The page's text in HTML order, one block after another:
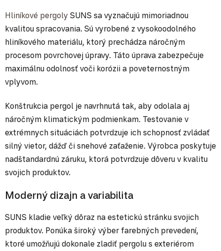
Hliníkové pergoly SUNS sa vyznačujú mimoriadnou
kvalitou spracovania. Sú vyrobené z vysokoodolného
hliníkového materiálu, ktorý prechádza náročným
procesom povrchovej úpravy. Táto úprava zabezpečuje
maximálnu odolnosť voči korózii a poveternostným
vplyvom.
Konštrukcia pergol je navrhnutá tak, aby odolala aj
náročným klimatickým podmienkam. Testovanie v
extrémnych situáciách potvrdzuje ich schopnosť zvládať
silný vietor, dážď či snehové zaťaženie. Výrobca poskytuje
nadštandardnú záruku, ktorá potvrdzuje dôveru v kvalitu
svojich produktov.
Moderný dizajn a variabilita
SUNS kladie veľký dôraz na estetickú stránku svojich
produktov. Ponúka široký výber farebných prevedení,
ktoré umožňujú dokonale zladiť pergolu s exteriérom